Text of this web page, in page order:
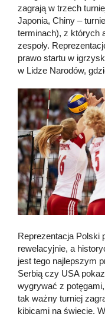
zagrają w trzech
Japonia, Chiny –
terminach), z których
zespoły.
prawo startu w
w Lidze Narodów,
Reprezentacja Polski
rewelacyjnie, a
jest tego najlepszym
Serbią czy USA
wygrywać z
tak ważny turniej
kibicami na świecie.